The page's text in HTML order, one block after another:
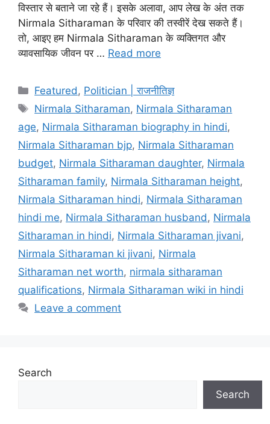
विस्तार से बताने जा रहे हैं। इसके अलावा, आप लेख के अंत तक
Nirmala Sitharaman के परिवार की तस्वीरें देख सकते हैं।
तो, आइए हम Nirmala Sitharaman के व्यक्तिगत और
व्यावसायिक जीवन पर … Read more
Categories
Featured, Politician | राजनीतिज्ञ
Tags
Nirmala Sitharaman, Nirmala Sitharaman
age, Nirmala Sitharaman biography in hindi,
Nirmala Sitharaman bjp, Nirmala Sitharaman
budget, Nirmala Sitharaman daughter, Nirmala
Sitharaman family, Nirmala Sitharaman height,
Nirmala Sitharaman hindi, Nirmala Sitharaman
hindi me, Nirmala Sitharaman husband, Nirmala
Sitharaman in hindi, Nirmala Sitharaman jivani,
Nirmala Sitharaman ki jivani, Nirmala
Sitharaman net worth, nirmala sitharaman
qualifications, Nirmala Sitharaman wiki in hindi
Leave a comment
Search
Search